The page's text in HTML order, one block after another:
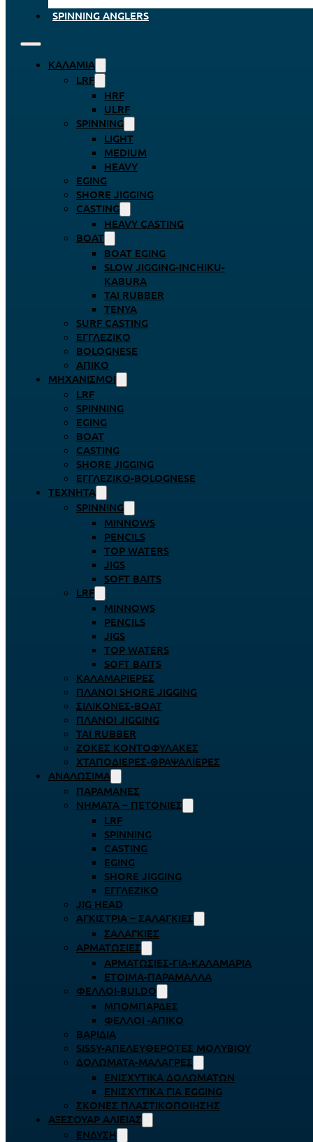
SPINNING ANGLERS
ΚΑΛΆΜΙΑ
LRF
HRF
ULRF
SPINNING
LIGHT
MEDIUM
HEAVY
EGING
SHORE JIGGING
CASTING
HEAVY CASTING
BOAT
BOAT EGING
SLOW JIGGING-INCHIKU-
KABURA
TAI RUBBER
TENYA
SURF CASTING
ΕΓΓΛΈΖΙΚΟ
BOLOGNESE
ΑΠΊΚΟ
ΜΗΧΑΝΙΣΜΟΊ
LRF
SPINNING
EGING
BOAT
CASTING
SHORE JIGGING
ΕΓΓΛΈΖΙΚΟ-BOLOGNESE
ΤΕΧΝΗΤΆ
SPINNING
MINNOWS
PENCILS
TOP WATERS
JIGS
SOFT BAITS
LRF
MINNOWS
PENCILS
JIGS
TOP WATERS
SOFT BAITS
ΚΑΛΑΜΑΡΙΈΡΕΣ
ΠΛΆΝΟΙ SHORE JIGGING
ΣΙΛΙΚΌΝΕΣ-BOAT
ΠΛΆΝΟΙ JIGGING
TAI RUBBER
ΖΌΚΕΣ ΚΟΝΤΟΦΎΛΑΚΕΣ
ΧΤΑΠΟΔΙΈΡΕΣ-ΘΡΑΨΑΛΙΈΡΕΣ
ΑΝΑΛΏΣΙΜΑ
ΠΑΡΑΜΆΝΕΣ
ΝΉΜΑΤΑ – ΠΕΤΟΝΙΈΣ
LRF
SPINNING
CASTING
EGING
SHORE JIGGING
ΕΓΓΛΈΖΙΚΟ
JIG HEAD
ΑΓΚΊΣΤΡΙΑ – ΣΑΛΑΓΚΙΈΣ
ΣΑΛΑΓΚΙΈΣ
ΑΡΜΑΤΩΣΙΈΣ
ΑΡΜΑΤΩΣΙΈΣ-ΓΙΑ-ΚΑΛΑΜΆΡΙΑ
ΈΤΟΙΜΑ-ΠΑΡΆΜΑΛΛΑ
ΦΕΛΛΟΊ-BULDO
ΜΠΟΜΠΆΡΔΕΣ
ΦΕΛΛΟΊ -ΑΠΊΚΟ
ΒΑΡΊΔΙΑ
SISSY-ΑΠΕΛΕΥΘΕΡΟΤΈΣ ΜΟΛΥΒΙΟΎ
ΔΟΛΏΜΑΤΑ-ΜΑΛΆΓΡΕΣ
ΕΝΙΣΧΥΤΙΚΆ ΔΟΛΩΜΆΤΩΝ
ΕΝΙΣΧΥΤΙΚΆ ΓΙΑ EGGING
ΣΚΌΝΕΣ ΠΛΑΣΤΙΚΟΠΟΊΗΣΗΣ
ΑΞΕΣΟΥΆΡ ΑΛΙΕΊΑΣ
ΈΝΔΥΣΗ